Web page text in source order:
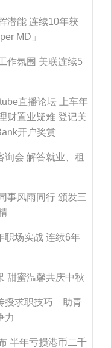
潜能 连续10年获
MD」
作氛围 美联连续5
直播论坛 上车年
财置业疑难 登记美
开户奖赏
询会 解答就业、租
事风雨同行 颁发三
场实战 连续6年
甜蜜温馨共庆中秋
授求职技巧 助青
力
半年亏损港币二千